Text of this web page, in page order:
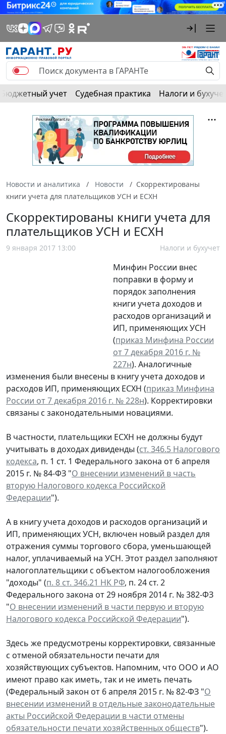
Бюджетный учет Судебная практика Налоги и
Новости и аналитика Новости
Скорректированы
книги учета для плательщиков УСН и ЕСХН
Скорректированы книги учета для
плательщиков УСН и ЕСХН
9 января 2017 13:00 Налоги и бухучет
Минфин России внес
поправки в форму и
порядок заполнения
книги учета доходов и
расходов организаций и
ИП, применяющих УСН
(приказ Минфина России
от 7 декабря 2016 г. №
227н). Аналогичные
изменения были внесены в книгу учета доходов и
расходов ИП, применяющих ЕСХН (приказ Минфина
России от 7 декабря 2016 г. № 228н). Корректировки
связаны с законодательными новациями.
В частности, плательщики ЕСХН не должны будут
учитывать в доходах дивиденды (ст. 346.5 Налогового
кодекса, п. 1 ст. 1 Федерального закона от 6 апреля
2015 г. № 84-ФЗ "О внесении изменений в часть
вторую Налогового кодекса Российской
Федерации").
А в книгу учета доходов и расходов организаций и
ИП, применяющих УСН, включен новый раздел для
отражения суммы торгового сбора, уменьшающей
налог, уплачиваемый на УСН. Этот раздел заполняют
налогоплательщики с объектом налогообложения
"доходы" (п. 8 ст. 346.21 НК РФ, п. 24 ст. 2
Федерального закона от 29 ноября 2014 г. № 382-ФЗ
"О внесении изменений в части первую и вторую
Налогового кодекса Российской Федерации").
Здесь же предусмотрены корректировки, связанные
с отменой обязательности печати для
хозяйствующих субъектов. Напомним, что ООО и АО
имеют право как иметь, так и не иметь печать
(Федеральный закон от 6 апреля 2015 г. № 82-ФЗ "О
внесении изменений в отдельные законодательные
акты Российской Федерации в части отмены
обязательности печати хозяйственных обществ").